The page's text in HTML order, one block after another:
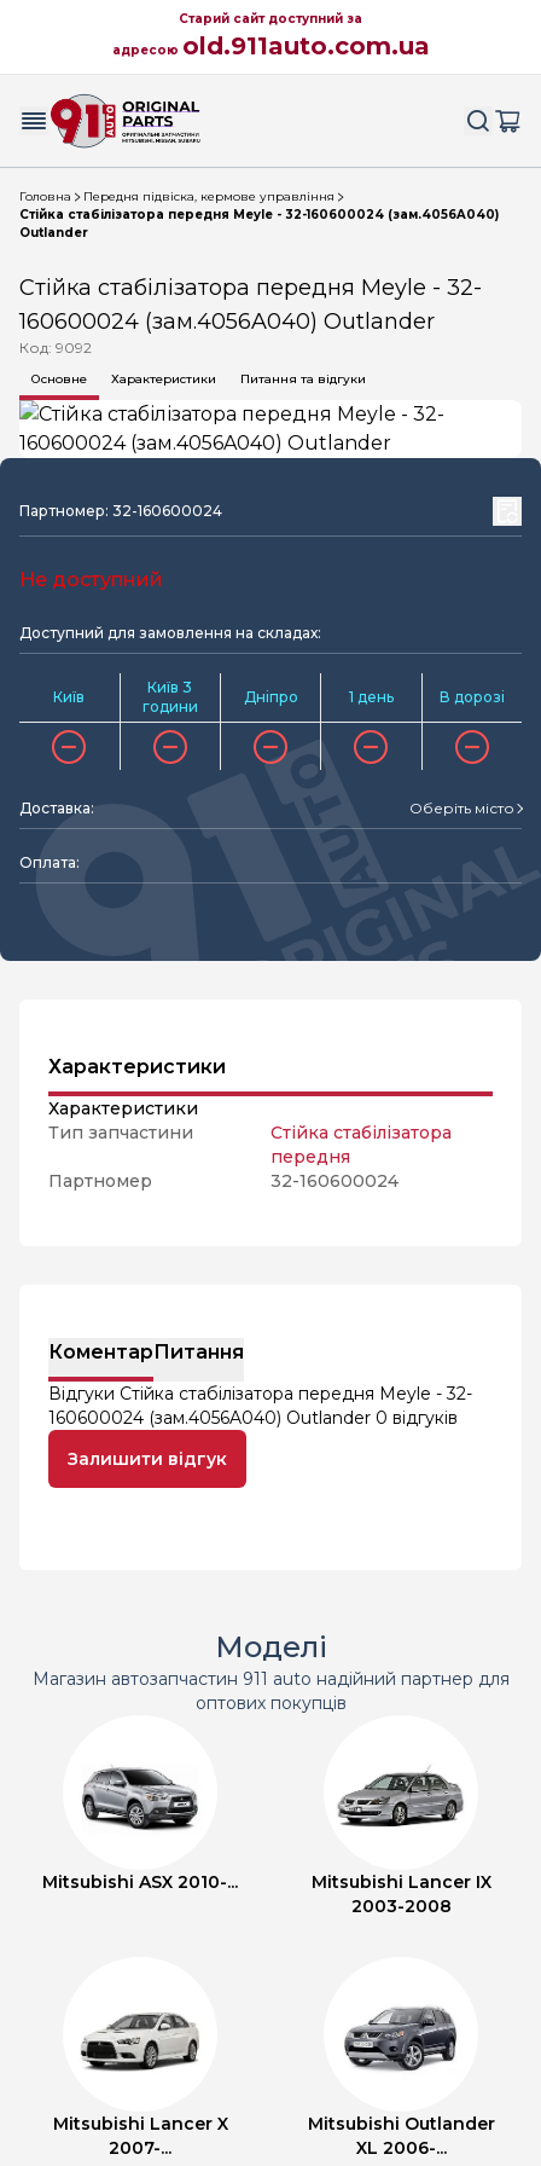
Старий сайт доступний за
адресою old.911auto.com.ua
Головна
Передня підвіска, кермове управління
Стійка стабілізатора передня Meyle - 32-160600024 (зам.4056A040)
Outlander
Стійка стабілізатора передня Meyle - 32-
160600024 (зам.4056A040) Outlander
Код: 9092
Основне Характеристики Питання та відгуки
Партномер: 32-160600024
Не доступний
Доступний для замовлення на складах:
Київ
Київ 3
години
Дніпро 1 день В дорозі
Доставка: Оберіть місто
Оплата:
Характеристики
Характеристики
Тип запчастини
Стійка стабілізатора
передня
Партномер
32-160600024
КоментарПитання
Відгуки Стійка стабілізатора передня Meyle - 32-
160600024 (зам.4056A040) Outlander 0 відгуків
Залишити відгук
Моделі
Магазин автозапчастин 911 auto надійний партнер для
оптових покупців
Mitsubishi ASX 2010-...
Mitsubishi Lancer IX
2003-2008
Mitsubishi Lancer X
2007-...
Mitsubishi Outlander
XL 2006-...